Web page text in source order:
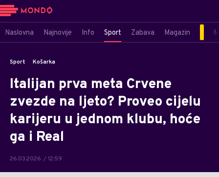
Naslovna Najnovije Info Sport Zabava Magazin
Sport Košarka
Italijan prva meta Crvene
zvezde na ljeto? Proveo cijelu
karijeru u jednom klubu, hoće
ga i Real
26.03.2026. / 12:59